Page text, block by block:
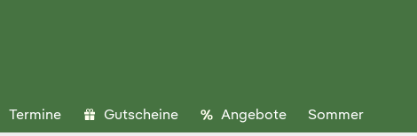
Termine Gutscheine Angebote Sommer